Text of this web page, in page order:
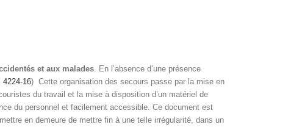
et aux malades. En l’absence d’une présence
4224-16) Cette organisation des secours passe par la mise en
du travail et la mise à disposition d’un matériel de
du personnel et facilement accessible. Ce document est
en demeure de mettre fin à une telle irrégularité, dans un